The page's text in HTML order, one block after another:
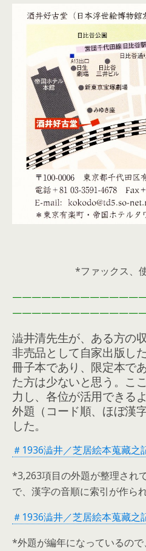
*ファックス、
澁井清先生が、ある方の
非売品として自家出版し
冊子本であり、限定本で
た方は少ないと思う。こ
力し、各位が活用できる
外題（コード順、ほぼ漢
した。
＃1936澁井／芝居絵本蒐藏之
*3,263項目の外題が整理され
で、漢字の音順に索引が作られ
＃1936澁井／芝居絵本蒐藏之
*外題が編年になっているの